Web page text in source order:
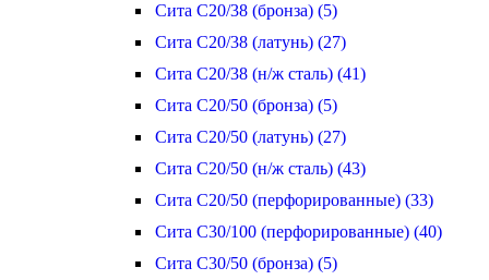
Сита С20/38 (бронза) (5)
Сита С20/38 (латунь) (27)
Сита С20/38 (н/ж сталь) (41)
Сита С20/50 (бронза) (5)
Сита С20/50 (латунь) (27)
Сита С20/50 (н/ж сталь) (43)
Сита С20/50 (перфорированные) (33)
Сита С30/100 (перфорированные) (40)
Сита С30/50 (бронза) (5)